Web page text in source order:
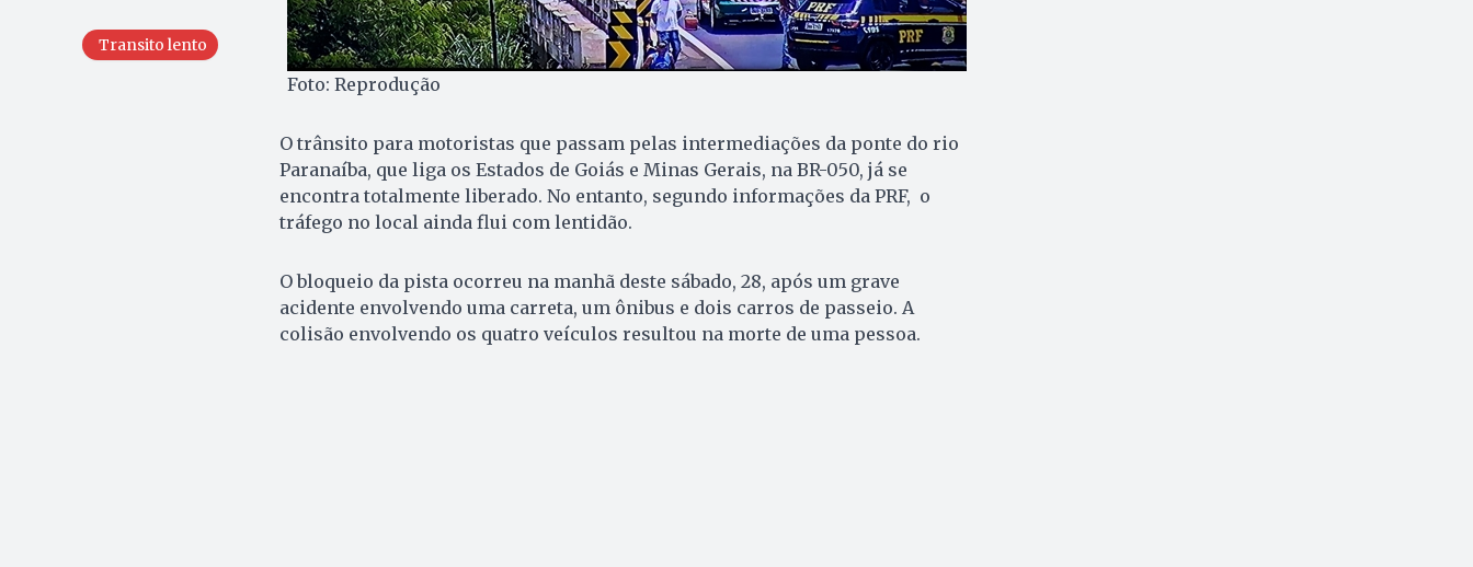
Transito lento
Foto: Reprodução
O trânsito para motoristas que passam pelas intermediações da ponte do rio
Paranaíba, que liga os Estados de Goiás e Minas Gerais, na BR-050, já se
encontra totalmente liberado. No entanto, segundo informações da PRF, o
tráfego no local ainda flui com lentidão.
O bloqueio da pista ocorreu na manhã deste sábado, 28, após um grave
acidente envolvendo uma carreta, um ônibus e dois carros de passeio. A
colisão envolvendo os quatro veículos resultou na morte de uma pessoa.